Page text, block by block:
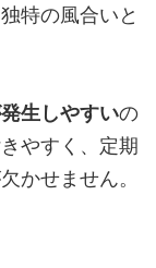
特の風合いと
生しやすいの
やすく、定期
かせません。